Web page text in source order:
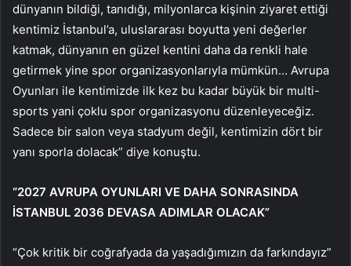
dünyanın bildiği, tanıdığı, milyonlarca kişinin ziyaret ettiği
kentimiz İstanbul’a, uluslararası boyutta yeni değerler
katmak, dünyanın en güzel kentini daha da renkli hale
getirmek yine spor organizasyonlarıyla mümkün… Avrupa
Oyunları ile kentimizde ilk kez bu kadar büyük bir multi-
sports yani çoklu spor organizasyonu düzenleyeceğiz.
Sadece bir salon veya stadyum değil, kentimizin dört bir
yanı sporla dolacak” diye konuştu.
“2027 AVRUPA OYUNLARI VE DAHA SONRASINDA
İSTANBUL 2036 DEVASA ADIMLAR OLACAK”
“Çok kritik bir coğrafyada da yaşadığımızın da farkındayız”